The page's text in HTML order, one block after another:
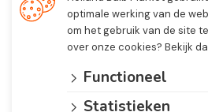
optimale werking van de
om het gebruik van de site
over onze cookies? Bekijk
Functioneel
Statistieken